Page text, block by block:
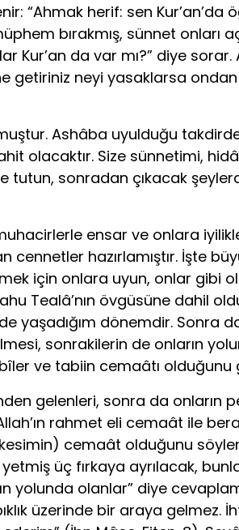
“Ahmak herif: sen Kur’an’da
bırakmış, sünnet onları
Kur’an da var mı?” diye
neyi yasaklarsa ondan
Ashâba uyulduğu
olacaktır. Size sünnetimi,
sonradan çıkacak
ensar ve onlara
cennetler hazırlamıştır. İşte
için onlara uyun, onlar gibi
Tealâ’nın övgüsüne dahil
yaşadığım dönemdir. Sonra
sonrakilerin de onların
ve tabiin cemaâtı
gelenleri, sonra da onların
rahmet eli cemaât ile
cemaât olduğunu
üç fırkaya ayrılacak,
yolunda olanlar” diye
üzerinde bir araya gelmez.